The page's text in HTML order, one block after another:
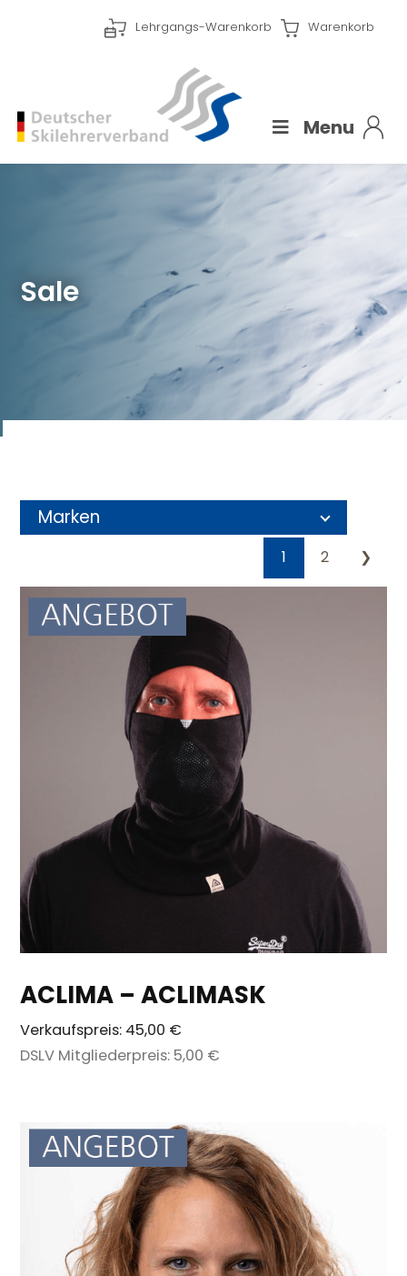
Lehrgangs-Warenkorb Warenkorb
Menu
Sale
Marken
1 2 ❯
ACLIMA – ACLIMASK
Verkaufspreis: 45,00 €
DSLV Mitgliederpreis: 5,00 €